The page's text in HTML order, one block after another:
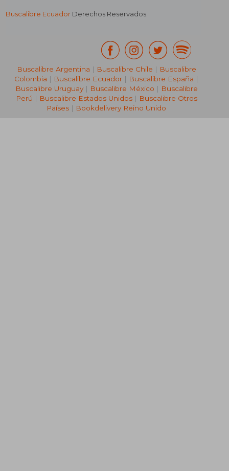
Buscalibre Ecuador Derechos Reservados.
Buscalibre Argentina | Buscalibre Chile | Buscalibre
Colombia | Buscalibre Ecuador | Buscalibre España |
Buscalibre Uruguay| Buscalibre México | Buscalibre
Perú | Buscalibre Estados Unidos| Buscalibre Otros
Países | Bookdelivery Reino Unido